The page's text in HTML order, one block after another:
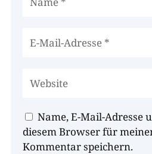
Name, E-Mail-Adresse
diesem Browser für
Kommentar speichern.